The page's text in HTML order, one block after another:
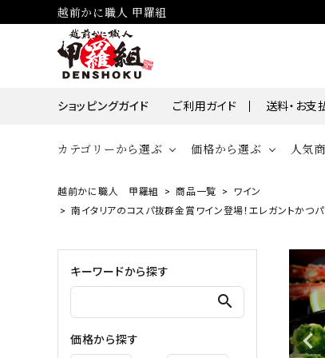
越前かに職人 甲羅組
ショッピングガイド ご利用ガイド 送料・お支
カテゴリーから選ぶ
かに
ズワイガニ
タラバガニ
えび
帆
牡
価格から選ぶ
～￥2,000
人気
越前かに職人 甲羅組 商品一覧
ワイン
南イタリアのコスパ抜群金賞ワイン登場！エレガントかつ
キーワードから探す
search
価格から探す